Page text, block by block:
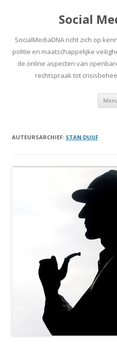
Social
SocialMediaDNA richt zich op
politie en maatschappelijke
de online aspecten van
rechtspraak tot
AUTEURSARCHIEF: STAN DUIJF